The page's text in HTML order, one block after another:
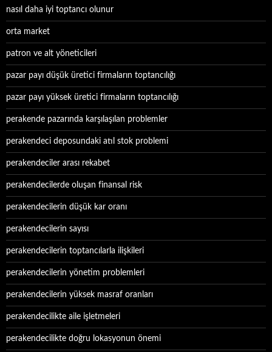
nasıl daha iyi toptancı olunur
orta market
patron ve alt yöneticileri
pazar payı düşük üretici firmaların toptancılığı
pazar payı yüksek üretici firmaların toptancılığı
perakende pazarında karşılaşılan problemler
perakendeci deposundaki atıl stok problemi
perakendeciler arası rekabet
perakendecilerde oluşan finansal risk
perakendecilerin düşük kar oranı
perakendecilerin sayısı
perakendecilerin toptancılarla ilişkileri
perakendecilerin yönetim problemleri
perakendecilerin yüksek masraf oranları
perakendecilikte aile işletmeleri
perakendecilikte doğru lokasyonun önemi